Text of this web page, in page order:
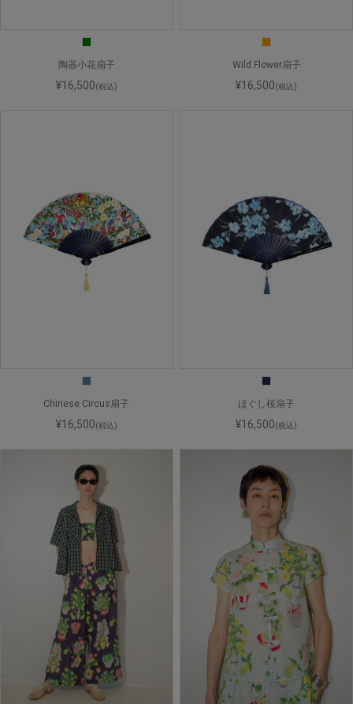
陶器小花扇子
¥16,500(税込)
Wild Flower扇子
¥16,500(税込)
Chinese Circus扇子
¥16,500(税込)
ほぐし桜扇子
¥16,500(税込)